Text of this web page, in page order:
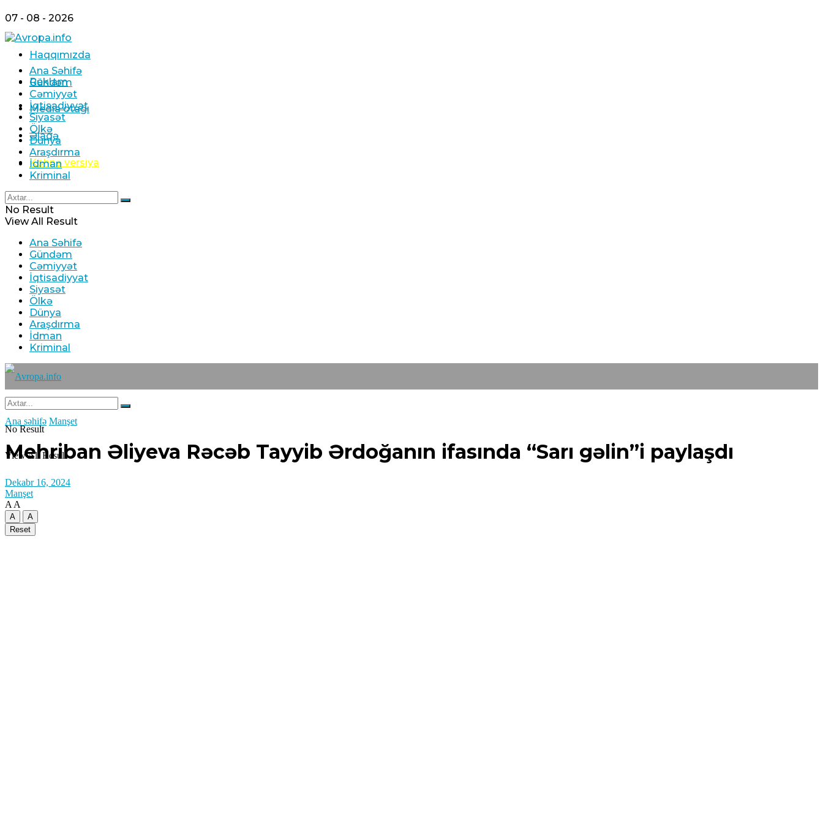
07 - 08 - 2026
Haqqımızda
Reklam
Media otağı
Əlaqə
Köhnə versiya
Ana Səhifə
Gündəm
Cəmiyyət
İqtisadiyyat
Siyasət
Ölkə
Dünya
Araşdırma
İdman
Kriminal
No Result
View All Result
Ana Səhifə
Gündəm
Cəmiyyət
İqtisadiyyat
Siyasət
Ölkə
Dünya
Araşdırma
İdman
Kriminal
No Result
View All Result
Ana səhifə Manşet
Mehriban Əliyeva Rəcəb Tayyib Ərdoğanın ifasında “Sarı gəlin”i paylaşdı
Dekabr 16, 2024
Manşet
A A
A
A
Reset